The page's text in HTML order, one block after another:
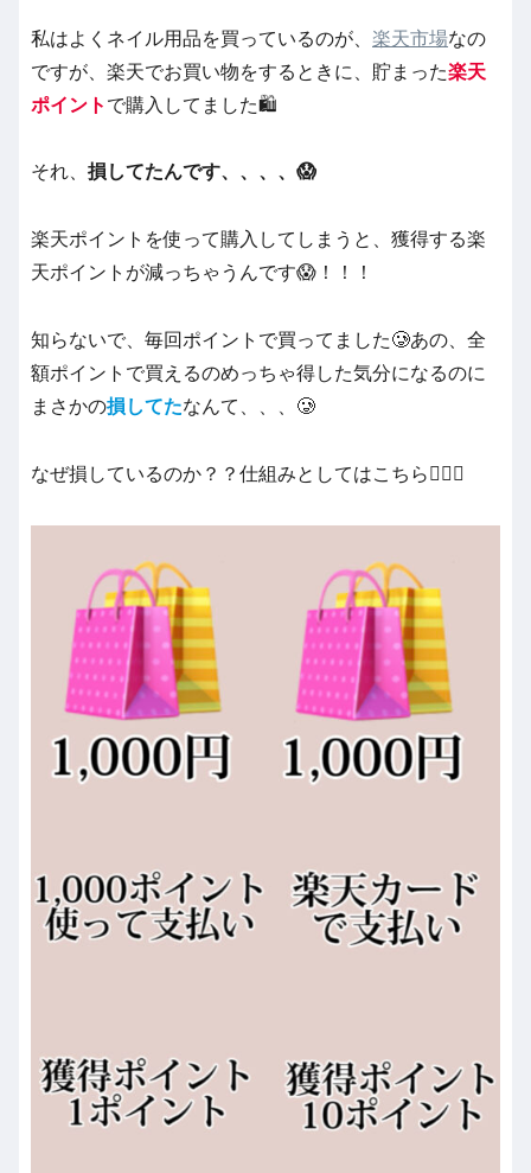
私はよくネイル用品を買っているのが、 楽天市場なの
ですが、楽天でお買い物をするときに、貯まった楽天
ポイント で購入してました🛍
それ、 損してたんです、、、、😱
楽天ポイントを使って購入してしまうと、獲得する楽
天ポイントが減っちゃうんです😱！！！
知らないで、毎回ポイントで買ってました🥲あの、全
額ポイントで買えるのめっちゃ得した気分になるのに
まさかの損してたなんて、、、🥲
なぜ損しているのか？？仕組みとしてはこちら💁🏻‍♀️